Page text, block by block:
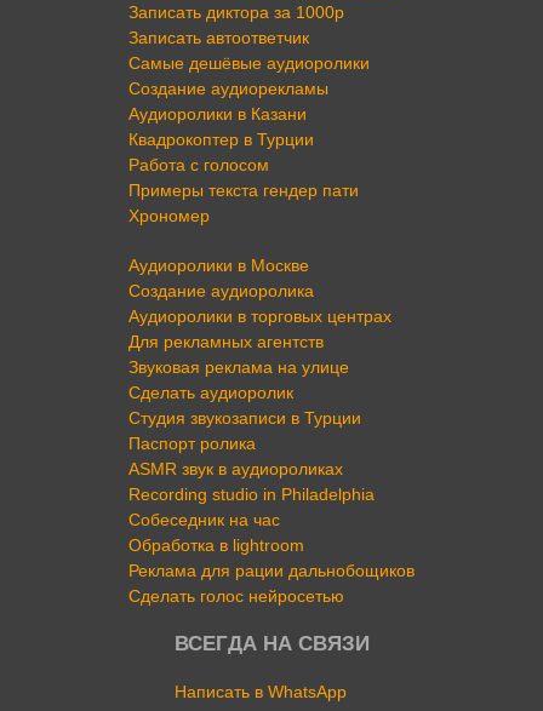
Записать диктора за 1000р
Записать автоответчик
Самые дешёвые аудиоролики
Создание аудиорекламы
Аудиоролики в Казани
Квадрокоптер в Турции
Работа с голосом
Примеры текста гендер пати
Хрономер
Аудиоролики в Москве
Создание аудиоролика
Аудиоролики в торговых центрах
Для рекламных агентств
Звуковая реклама на улице
Сделать аудиоролик
Студия звукозаписи в Турции
Паспорт ролика
ASMR звук в аудиороликах
Recording studio in Philadelphia
Собеседник на час
Обработка в lightroom
Реклама для рации дальнобощиков
Сделать голос нейросетью
ВСЕГДА НА СВЯЗИ
Написать в WhatsApp